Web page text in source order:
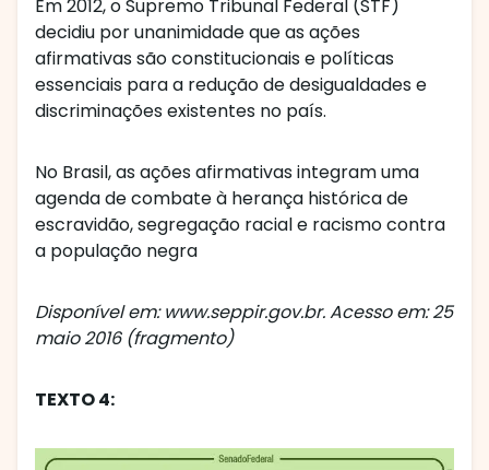
Em 2012, o Supremo Tribunal Federal (STF)
decidiu por unanimidade que as ações
afirmativas são constitucionais e políticas
essenciais para a redução de desigualdades e
discriminações existentes no país.
No Brasil, as ações afirmativas integram uma
agenda de combate à herança histórica de
escravidão, segregação racial e racismo contra
a população negra
Disponível em: www.seppir.gov.br. Acesso em: 25
maio 2016 (fragmento)
TEXTO 4: